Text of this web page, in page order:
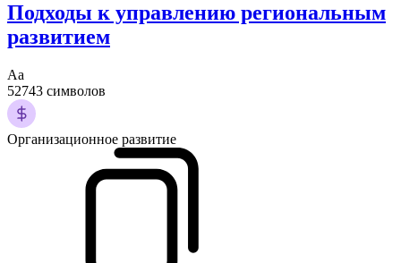
Подходы к управлению региональным
развитием
Аа
52743 символов
Организационное развитие